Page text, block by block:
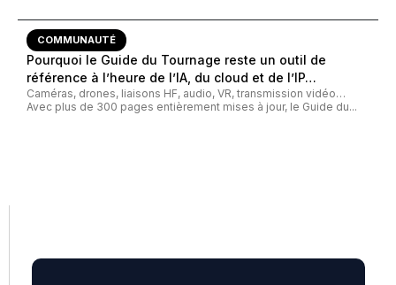
COMMUNAUTÉ
Pourquoi le Guide du Tournage reste un outil de
référence à l’heure de l’IA, du cloud et de l’IP…
Caméras, drones, liaisons HF, audio, VR, transmission vidéo…
Avec plus de 300 pages entièrement mises à jour, le Guide du...